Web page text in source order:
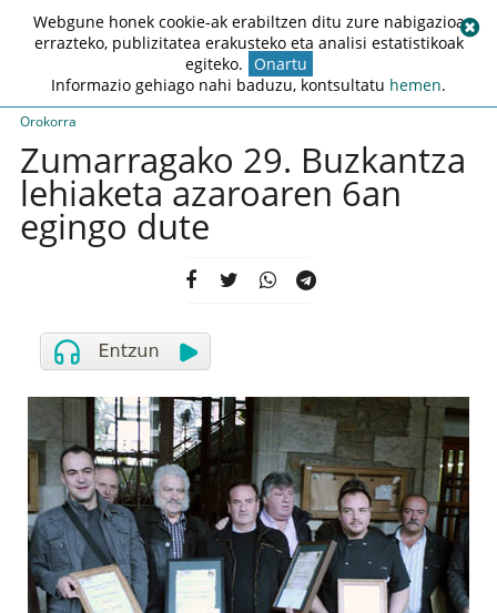
Orokorra
Zumarragako 29. Buzkantza
lehiaketa azaroaren 6an
egingo dute
Webgune honek cookie-ak erabiltzen ditu zure nabigazioa
errazteko, publizitatea erakusteko eta analisi estatistikoak
egiteko. Onartu
Informazio gehiago nahi baduzu, kontsultatu hemen.